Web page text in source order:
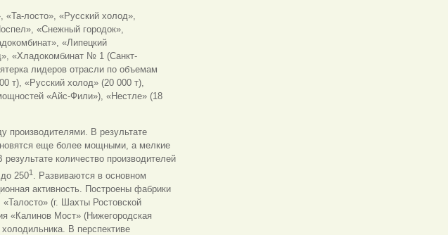
лосто», «Русский холод»,
«Снежный городок»,
«Липецкий
«Хладокомбинат № 1 (Санкт-
лидеров отрасли по объемам
т), «Русский холод» (20 000 т),
«Айс-Фили»), «Нестле» (18
производителями. В результате
еще более мощными, а мелкие
количество производителей
2501
. Развиваются в основном
активность. Построены фабрики
(г. Шахты Ростовской
«Калинов Мост» (Нижегородская
В перспективе